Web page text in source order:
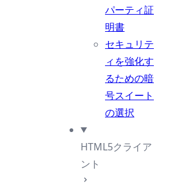
パーティ証
明書
セキュリテ
ィを強化す
るための暗
号スイート
の選択
HTML5クライア
ント